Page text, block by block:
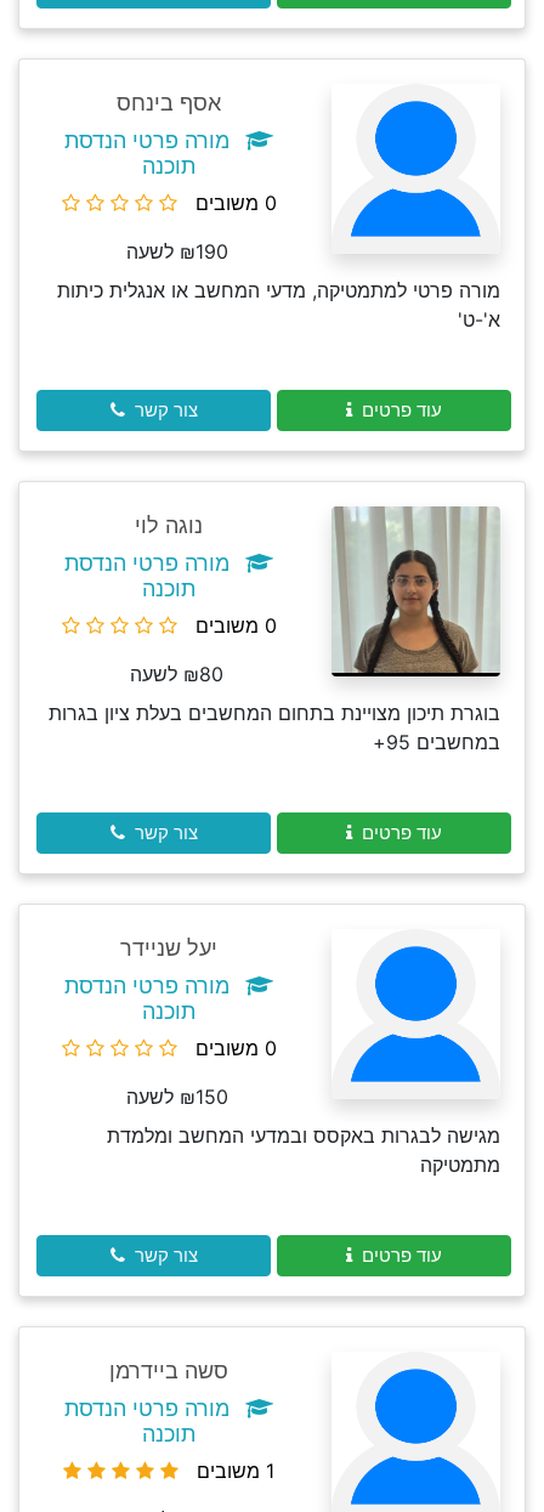
אסף בינחס
מורה פרטי הנדסת
תוכנה
0 משובים
₪190 לשעה
מורה פרטי למתמטיקה, מדעי המחשב או אנגלית כיתות
א'-ט'
עוד פרטים צור קשר
נוגה לוי
מורה פרטי הנדסת
תוכנה
0 משובים
₪80 לשעה
בוגרת תיכון מצויינת בתחום המחשבים בעלת ציון בגרות
במחשבים 95+
עוד פרטים צור קשר
יעל שניידר
מורה פרטי הנדסת
תוכנה
0 משובים
₪150 לשעה
מגישה לבגרות באקסס ובמדעי המחשב ומלמדת
מתמטיקה
עוד פרטים צור קשר
סשה ביידרמן
מורה פרטי הנדסת
תוכנה
1 משובים